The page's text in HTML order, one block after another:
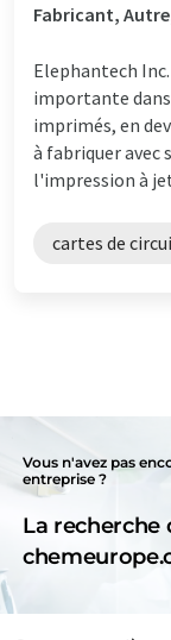
Fabricant,
Elephantech
importante
imprimés, en
à fabriquer avec
l'impression à
cartes de
Vous n'avez pas
entreprise ?
La recherche